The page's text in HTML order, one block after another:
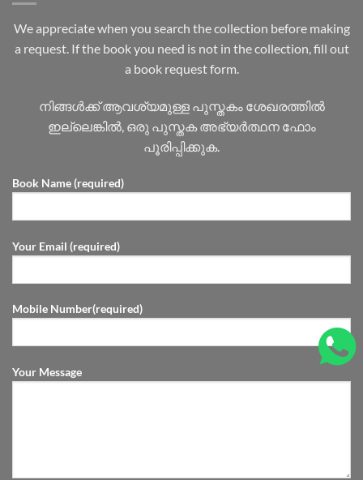
We appreciate when you search the collection before making
a request. If the book you need is not in the collection, fill out
a book request form.
നിങ്ങൾക്ക് ആവശ്യമുള്ള പുസ്തകം ശേഖരത്തിൽ
ഇല്ലെങ്കിൽ, ഒരു പുസ്തക അഭ്യർത്ഥന ഫോം
പൂരിപ്പിക്കുക.
Book Name (required)
Your Email (required)
Mobile Number(required)
Your Message